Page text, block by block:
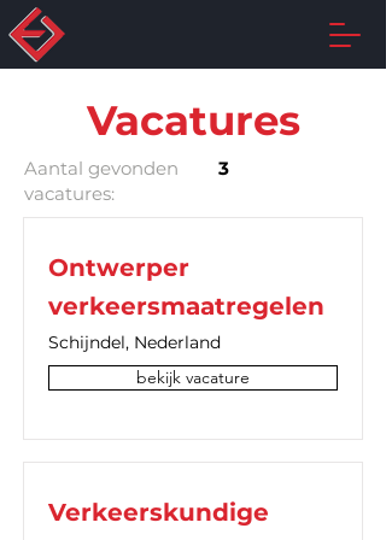
Vacatures
Aantal gevonden
vacatures:
3
Ontwerper
verkeersmaatregelen
Schijndel, Nederland
bekijk vacature
Verkeerskundige